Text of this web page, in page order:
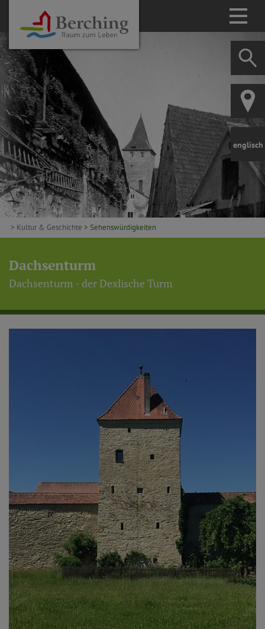
englisch
> Kultur & Geschichte > Sehenswürdigkeiten
Dachsenturm
Dachsenturm - der Dexlische Turm